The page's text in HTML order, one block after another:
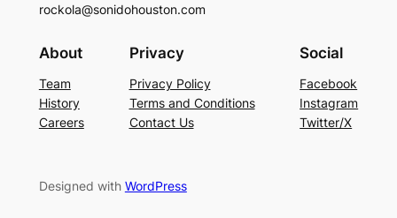
rockola@sonidohouston.com
About
Team
History
Careers
Privacy
Privacy Policy
Terms and Conditions
Contact Us
Social
Facebook
Instagram
Twitter/X
Designed with WordPress